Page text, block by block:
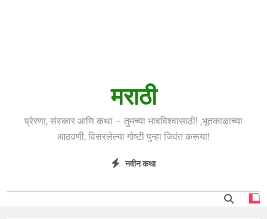
मराठी
प्रेरणा, संस्कार आणि कथा – तुमच्या भावविश्वासाठी! ,भूतकाळाच्या
आठवणी, विसरलेल्या गोष्टी पुन्हा जिवंत करूया!
नवीन कथा